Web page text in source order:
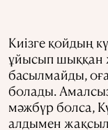
Киізге қойдың
ұйысып шыққан
басылмайды,
болады.
мәжбүр болса,
алдымен